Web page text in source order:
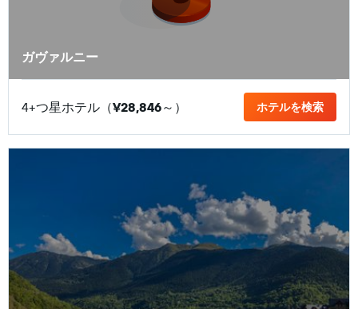
ガヴァルニー
4+つ星ホテル（¥28,846​～） ホテルを検索